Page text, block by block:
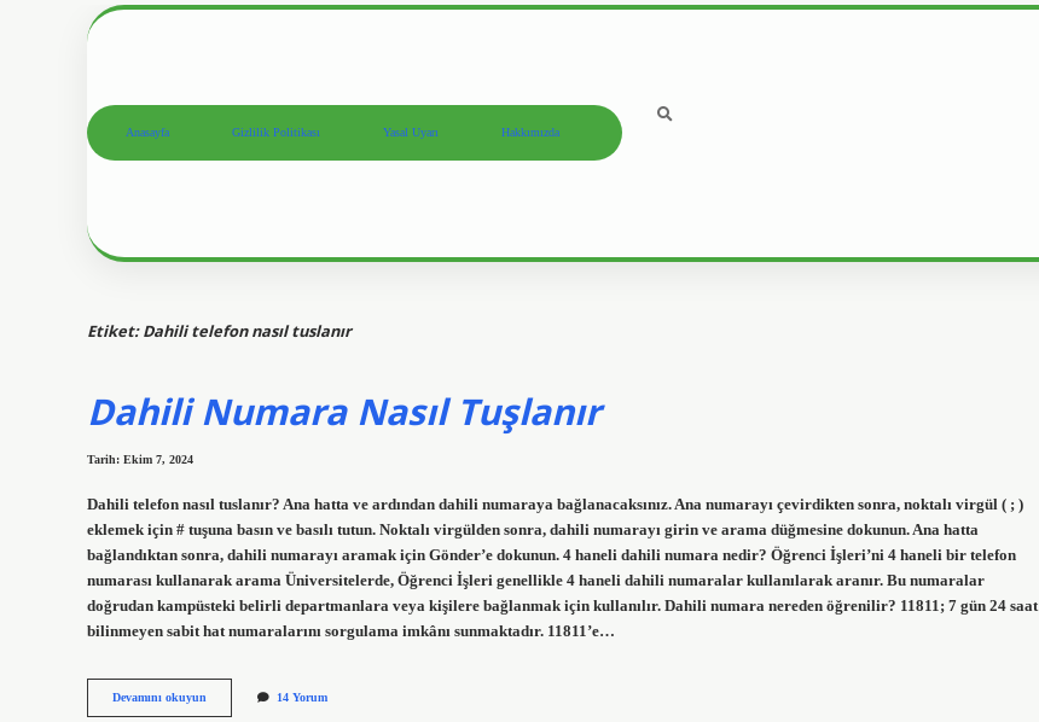
Anasayfa Gizlilik Politikası Yasal Uyarı Hakkımızda
Etiket:Dahili telefon nasıl tuslanır
Dahili Numara Nasıl Tuşlanır
Tarih: Ekim 7, 2024
Dahili telefon nasıl tuslanır? Ana hatta ve ardından dahili numaraya bağlanacaksınız. Ana numarayı çevirdikten sonra, noktalı virgül ( ; )
eklemek için # tuşuna basın ve basılı tutun. Noktalı virgülden sonra, dahili numarayı girin ve arama düğmesine dokunun. Ana hatta
bağlandıktan sonra, dahili numarayı aramak için Gönder’e dokunun. 4 haneli dahili numara nedir? Öğrenci İşleri’ni 4 haneli bir telefon
numarası kullanarak arama Üniversitelerde, Öğrenci İşleri genellikle 4 haneli dahili numaralar kullanılarak aranır. Bu numaralar
doğrudan kampüsteki belirli departmanlara veya kişilere bağlanmak için kullanılır. Dahili numara nereden öğrenilir? 11811; 7 gün 24 saat
bilinmeyen sabit hat numaralarını sorgulama imkânı sunmaktadır. 11811’e…
Devamını okuyun
Numara
14 Yorum